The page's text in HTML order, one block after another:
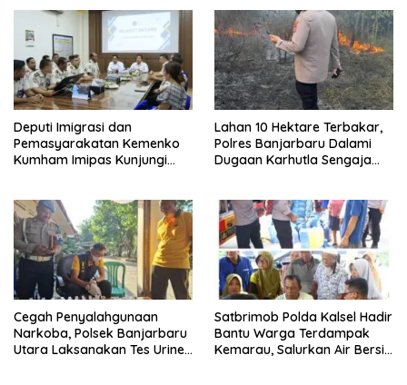
Deputi Imigrasi dan
Pemasyarakatan Kemenko
Kumham Imipas Kunjungi
Lahan 10 Hektare Terbakar,
Polres Banjarbaru Dalami
Dugaan Karhutla Sengaja
Cegah Penyalahgunaan
Narkoba, Polsek Banjarbaru
Utara Laksanakan Tes Urine
Satbrimob Polda Kalsel Hadir
Bantu Warga Terdampak
Kemarau, Salurkan Air Bersih